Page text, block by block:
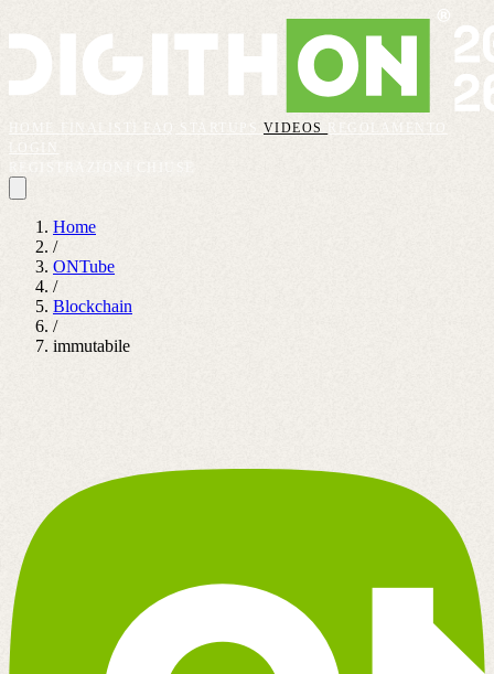
VIDEOS
REGOLAMENTO
Home
/
ONTube
/
Blockchain
/
immutabile